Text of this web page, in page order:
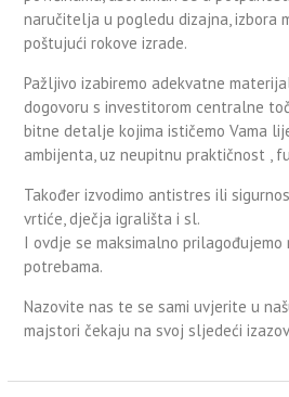
naručitelja u pogledu dizajna, izbora
poštujući rokove izrade.
Pažljivo izabiremo adekvatne
dogovoru s investitorom centralne
bitne detalje kojima ističemo Vama
ambijenta, uz neupitnu praktičnost ,
Također izvodimo antistres ili
vrtiće, dječja igrališta i sl.
I ovdje se maksimalno
potrebama.
Nazovite nas te se sami uvjerite u
majstori čekaju na svoj sljedeći